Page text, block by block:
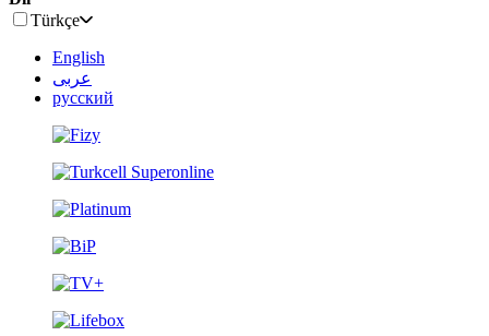
Türkçe
English
عربى
русский